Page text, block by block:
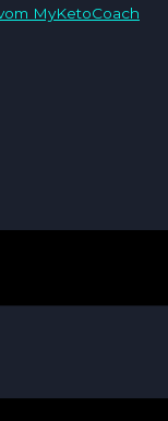
MyKetoCoach